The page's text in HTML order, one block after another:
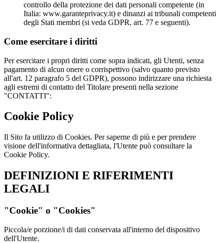
controllo della protezione dei dati personali competente (in
Italia: www.garanteprivacy.it) e dinanzi ai tribunali competenti
degli Stati membri (si veda GDPR, art. 77 e seguenti).
Come esercitare i diritti
Per esercitare i propri diritti come sopra indicati, gli Utenti, senza
pagamento di alcun onere o corrispettivo (salvo quanto previsto
all'art. 12 paragrafo 5 del GDPR), possono indirizzare una richiesta
agli estremi di contatto del Titolare presenti nella sezione
"CONTATTI":
Cookie Policy
Il Sito fa utilizzo di Cookies. Per saperne di più e per prendere
visione dell'informativa dettagliata, l'Utente può consultare la
Cookie Policy.
DEFINIZIONI E RIFERIMENTI
LEGALI
"Cookie" o "Cookies"
Piccola/e porzione/i di dati conservata all'interno del dispositivo
dell'Utente.